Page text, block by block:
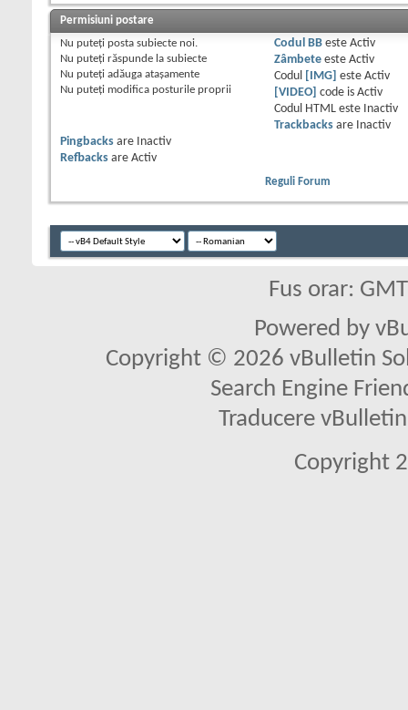
Permisiuni postare
Nu puteţi posta subiecte noi.
Nu puteţi răspunde la subiecte
Nu puteţi adăuga ataşamente
Nu puteţi modifica posturile proprii
Codul BBeste Activ
Zâmbeteeste Activ
Codul
[IMG] este Activ
[VIDEO] code is Activ
Codul HTML este
Inactiv
Trackbacksare
Inactiv
Pingbacks are
Inactiv
Refbacks are Activ
Reguli Forum
Fus orar:
Powered by
Copyright © 2026 vBulletin
Search Engine
Traducere
Copyright